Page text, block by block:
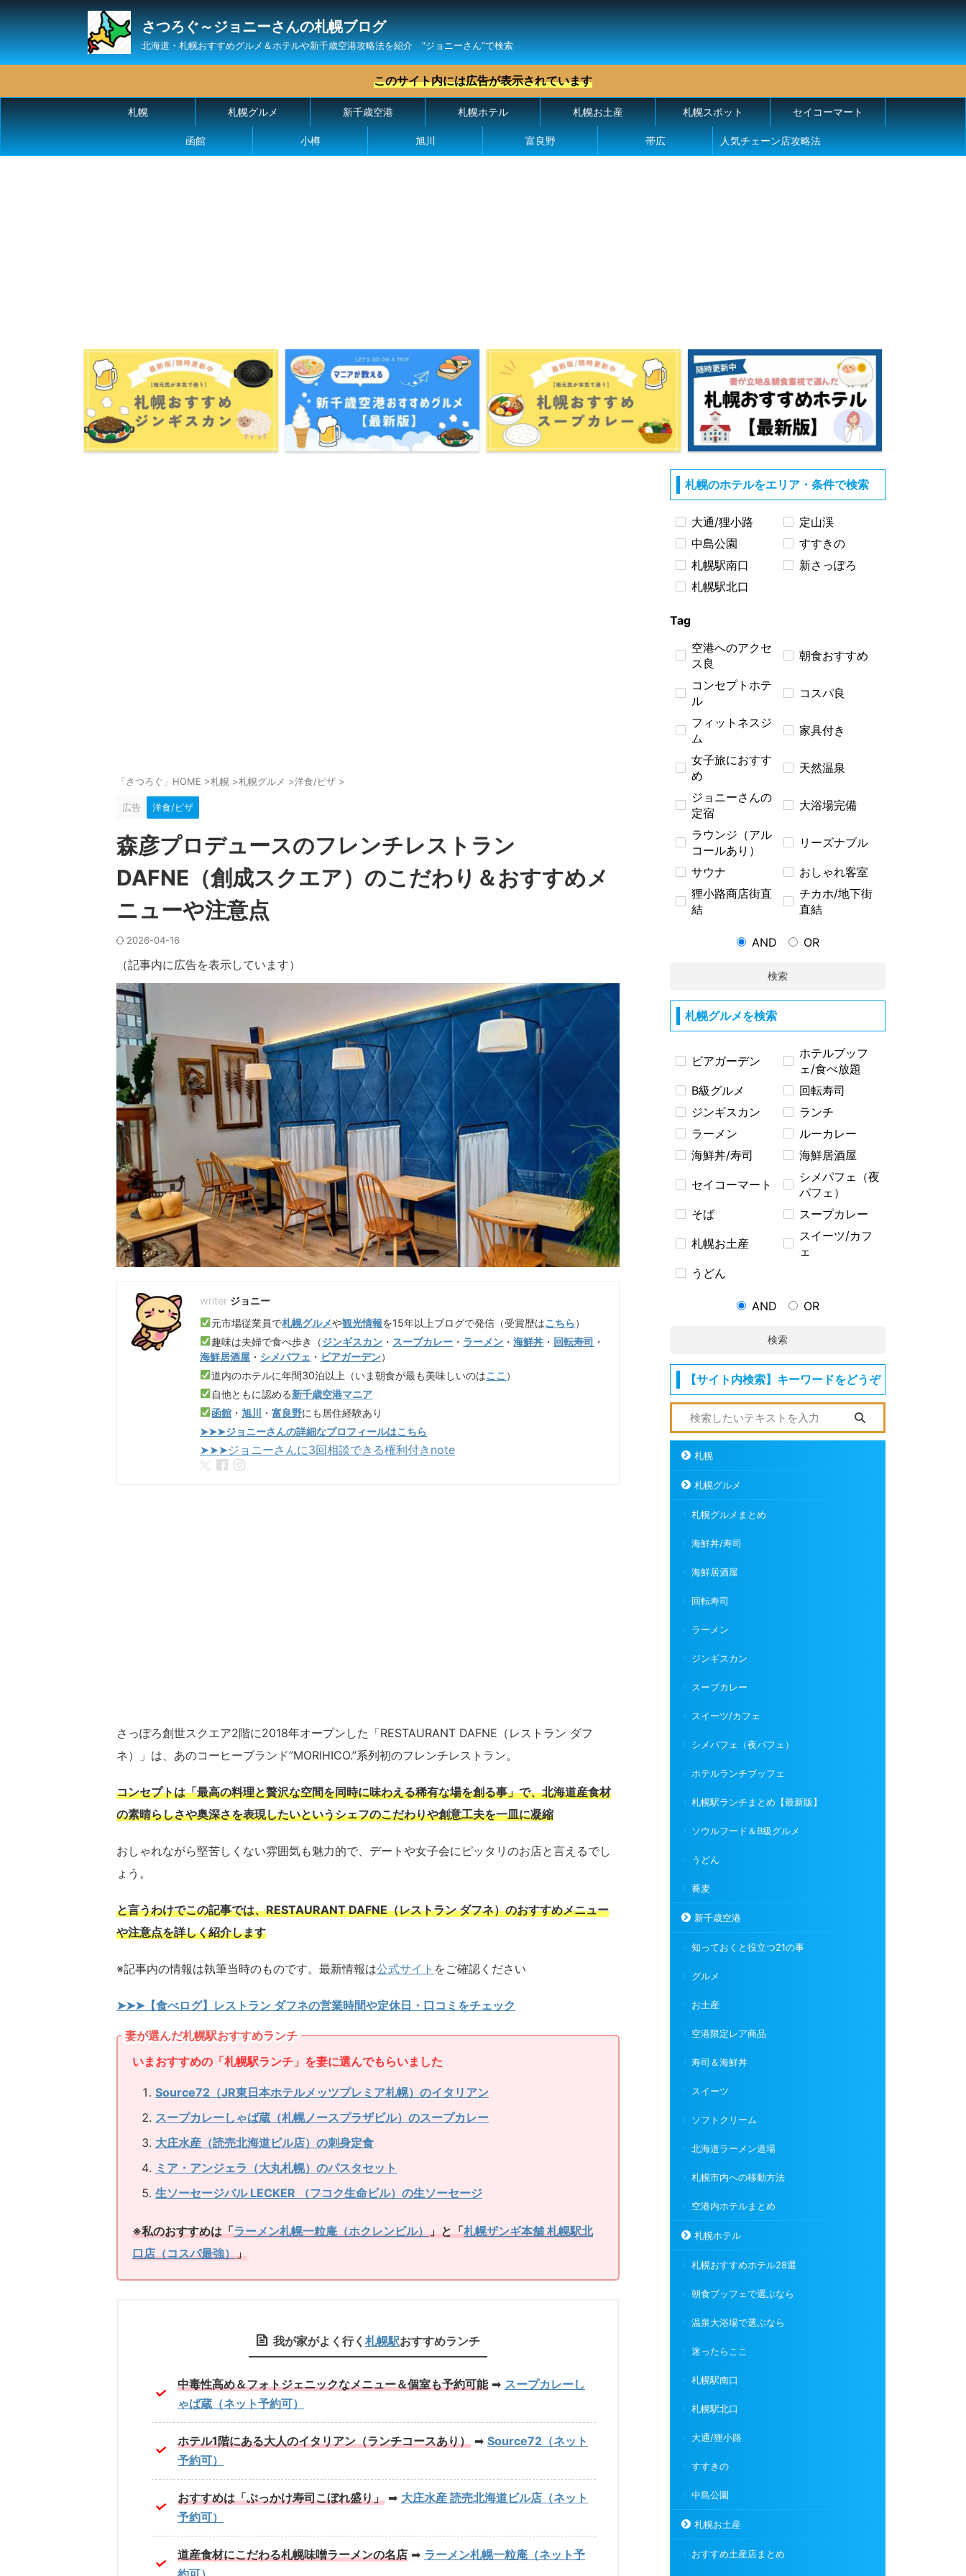
さつろぐ～ジョニーさんの札幌ブログ
北海道・札幌おすすめグルメ＆ホテルや新千歳空港攻略法を紹介 ″ジョニーさん“で検索
このサイト内には広告が表示されています
札幌 札幌グルメ 新千歳空港 札幌ホテル 札幌お土産 札幌スポット セイコーマート
函館 小樽 旭川 富良野 帯広 人気チェーン店攻略法
「さつろぐ」HOME >札幌 >札幌グルメ >洋食/ピザ >
広告 洋食/ピザ
森彦プロデュースのフレンチレストラン
DAFNE（創成スクエア）のこだわり＆おすすめメ
ニューや注意点
2026-04-16
（記事内に広告を表示しています）
ジョニー
元市場従業員で札幌グルメや観光情報を15年以上ブログで発信（受賞歴はこちら）
趣味は夫婦で食べ歩き（ジンギスカン ・ スープカレー ・ ラーメン ・海鮮丼 ・ 回転寿司 ・
海鮮居酒屋 ・ シメパフェ ・ ビアガーデン）
道内のホテルに年間30泊以上（いま朝食が最も美味しいのはここ ）
自他ともに認める新千歳空港マニア
函館 ・旭川 ・富良野にも居住経験あり
➤➤➤ジョニーさんの詳細なプロフィールはこちら
➤➤➤ジョニーさんに3回相談できる権利付きnote
さっぽろ創世スクエア2階に2018年オープンした「RESTAURANT DAFNE（レストラン ダフ
ネ）」は、あのコーヒーブランド”MORIHICO.”系列初のフレンチレストラン。
コンセプトは「最高の料理と贅沢な空間を同時に味わえる稀有な場を創る事」で、北海道産食材
の素晴らしさや奥深さを表現したいというシェフのこだわりや創意工夫を一皿に凝縮
おしゃれながら堅苦しくない雰囲気も魅力的で、デートや女子会にピッタリのお店と言えるでし
ょう。
と言うわけでこの記事では、RESTAURANT DAFNE（レストラン ダフネ）のおすすめメニュー
や注意点を詳しく紹介します
※記事内の情報は執筆当時のものです。最新情報は公式サイト をご確認ください
➤➤➤【食べログ】レストラン ダフネの営業時間や定休日・口コミをチェック
妻が選んだ札幌駅おすすめランチ
いまおすすめの「札幌駅ランチ」を妻に選んでもらいました
Source72（JR東日本ホテルメッツプレミア札幌）のイタリアン
スープカレーしゃば蔵（札幌ノースプラザビル）のスープカレー
大庄水産（読売北海道ビル店）の刺身定食
ミア・アンジェラ（大丸札幌）のパスタセット
生ソーセージバル LECKER （フコク生命ビル）の生ソーセージ
※私のおすすめは「ラーメン札幌一粒庵（ホクレンビル）」と「札幌ザンギ本舗 札幌駅北
口店（コスパ最強）」
我が家がよく行く 札幌駅おすすめランチ
中毒性高め＆フォトジェニックなメニュー＆個室も予約可能➡ スープカレーし
ゃば蔵（ネット予約可）
ホテル1階にある大人のイタリアン（ランチコースあり） ➡ Source72（ネット
予約可）
おすすめは「ぶっかけ寿司こぼれ盛り」 ➡ 大庄水産 読売北海道ビル店（ネット
予約可）
道産食材にこだわる札幌味噌ラーメンの名店 ➡ ラーメン札幌一粒庵（ネット予
札幌のホテルをエリア・条件で検索
大通/狸小路
定山渓
中島公園
すすきの
札幌駅南口
新さっぽろ
札幌駅北口
Tag
空港へのアクセ
ス良
朝食おすすめ
コンセプトホテ
ル
コスパ良
フィットネスジ
ム
家具付き
女子旅におすす
め
天然温泉
ジョニーさんの
定宿
大浴場完備
ラウンジ（アル
コールあり）
リーズナブル
サウナ
おしゃれ客室
狸小路商店街直
結
チカホ/地下街
直結
AND OR
検索
札幌グルメを検索
ビアガーデン
ホテルブッフ
ェ/食べ放題
B級グルメ
回転寿司
ジンギスカン
ランチ
ラーメン
ルーカレー
海鮮丼/寿司
海鮮居酒屋
セイコーマート
シメパフェ（夜
パフェ）
そば
スープカレー
札幌お土産
スイーツ/カフ
ェ
うどん
AND OR
検索
【サイト内検索】キーワードをどうぞ
札幌
札幌グルメ
札幌グルメまとめ
海鮮丼/寿司
海鮮居酒屋
回転寿司
ラーメン
ジンギスカン
スープカレー
スイーツ/カフェ
シメパフェ（夜パフェ）
ホテルランチブッフェ
札幌駅ランチまとめ【最新版】
ソウルフード＆B級グルメ
うどん
蕎麦
新千歳空港
知っておくと役立つ21の事
グルメ
お土産
空港限定レア商品
寿司＆海鮮丼
スイーツ
ソフトクリーム
北海道ラーメン道場
札幌市内への移動方法
空港内ホテルまとめ
札幌ホテル
札幌おすすめホテル28選
朝食ブッフェで選ぶなら
温泉大浴場で選ぶなら
迷ったらここ
札幌駅南口
札幌駅北口
大通/狸小路
すすきの
中島公園
札幌お土産
おすすめ土産店まとめ